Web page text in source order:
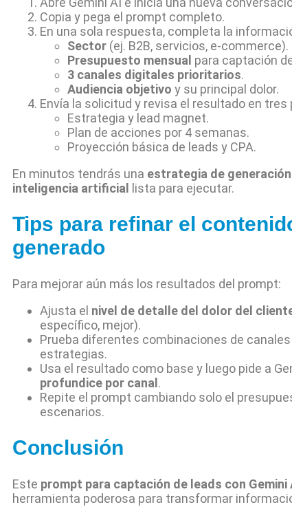
Copia y pega el prompt completo.
En una sola respuesta, completa la
Sector (ej. B2B, servicios, e-commerce).
Presupuesto mensual para captación
3 canales digitales prioritarios.
Audiencia objetivo y su principal dolor.
Envía la solicitud y revisa el resultado en tres
Estrategia y lead magnet.
Plan de acciones por 4 semanas.
Proyección básica de leads y CPA.
En minutos tendrás una estrategia de
inteligencia artificial
lista para ejecutar.
Tips para refinar el
generado
Para mejorar aún más los resultados del prompt:
Ajusta el nivel de detalle del dolor del
específico, mejor).
Prueba diferentes combinaciones de
estrategias.
Usa el resultado como base y luego pide a
profundice por canal .
Repite el prompt cambiando solo el
escenarios.
Conclusión
Este prompt para captación de leads con Gemini
herramienta poderosa para transformar